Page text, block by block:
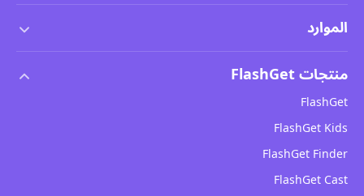
شروط الخدمة
اتفاقية ترخيص المستخدم النهائي
سياسة DMCA
سياسة الخصوصية
سياسات الإعلانات
لا تبيع معلوماتي
الموارد
مركز المساعدة
كيفية
مدونة
سلامة الأطفال عبر الإنترنت
تحميل
منتجات FlashGet
FlashGet
FlashGet Kids
FlashGet Finder
FlashGet Cast